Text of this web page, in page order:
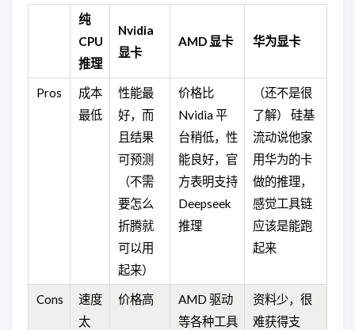
纯
CPU
推理
Nvidia
显卡
AMD 显卡 华为显卡
Pros
成本
最低
性能最
好，而
且结果
可预测
（不需
要怎么
折腾就
可以用
起来）
价格比
Nvidia 平
台稍低，性
能良好，官
方表明支持
Deepseek
推理
（还不是很
了解） 硅基
流动说他家
用华为的卡
做的推理，
感觉工具链
应该是能跑
起来
Cons
速度
太
价格高
AMD 驱动
等各种工具
资料少，很
难获得支